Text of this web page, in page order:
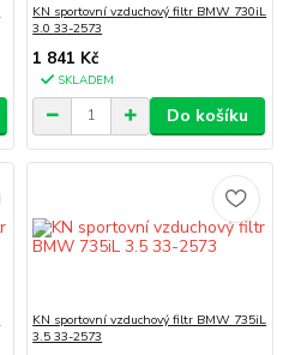
KN sportovní vzduchový filtr BMW 730iL
3.0 33-2573
1 841 Kč
SKLADEM
Do košíku
KN sportovní vzduchový filtr BMW 735iL
3.5 33-2573